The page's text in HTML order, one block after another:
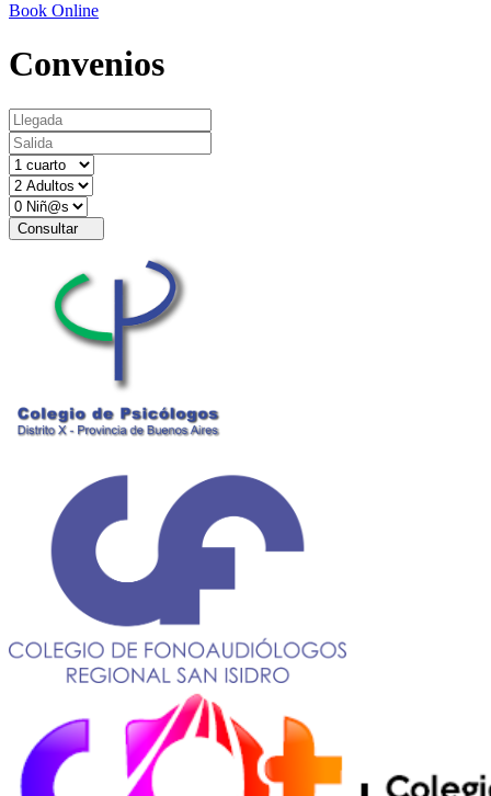
Book Online
Convenios
Consultar